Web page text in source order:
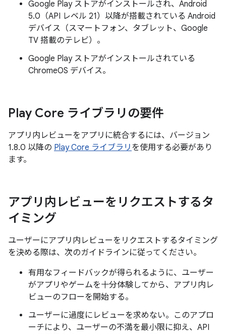
Google Play ストアがインストールされ、Android
5.0（API レベル 21）以降が搭載されている Android
デバイス（スマートフォン、タブレット、Google
TV 搭載のテレビ）。
Google Play ストアがインストールされている
ChromeOS デバイス。
Play Core ライブラリの要件
アプリ内レビューをアプリに統合するには、バージョン
1.8.0 以降の Play Core ライブラリ を使用する必要があり
ます。
アプリ内レビューをリクエストするタ
イミング
ユーザーにアプリ内レビューをリクエストするタイミング
を決める際は、次のガイドラインに従ってください。
有用なフィードバックが得られるように、ユーザー
がアプリやゲームを十分体験してから、アプリ内レ
ビューのフローを開始する。
ユーザーに過度にレビューを求めない。このアプロ
ーチにより、ユーザーの不満を最小限に抑え、API